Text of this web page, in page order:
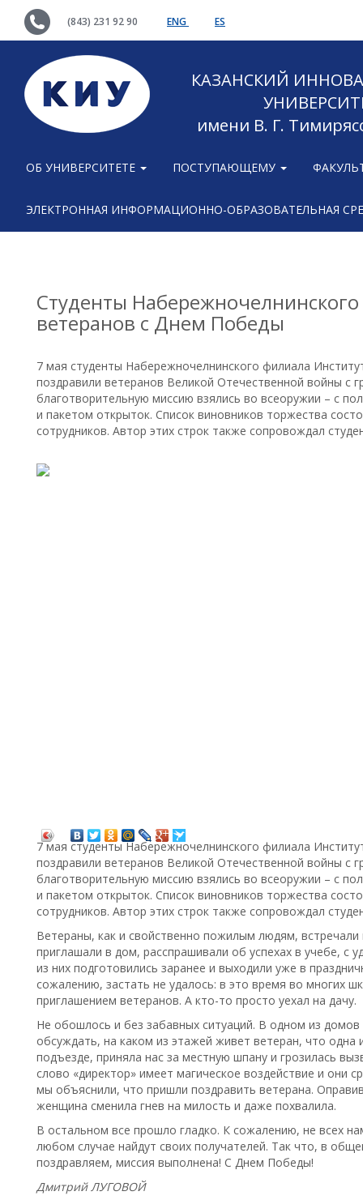
(843) 231 92 90 ENG ES
КАЗАНСКИЙ
имени В. Г.
ОБ УНИВЕРСИТЕТЕ ПОСТУПАЮЩЕМУ
ЭЛЕКТРОННАЯ ИНФОРМАЦИОННО-ОБРАЗОВАТЕЛЬНАЯ
Студенты
ветеранов с Днем Победы
7 мая студенты Набережночелнинского филиала
поздравили ветеранов Великой Отечественной войны с
благотворительную миссию взялись во всеоружии – с
и пакетом открыток. Список виновников торжества
сотрудников. Автор этих строк также сопровождал
7 мая студенты Набережночелнинского филиала
поздравили ветеранов Великой Отечественной войны с
благотворительную миссию взялись во всеоружии – с
и пакетом открыток. Список виновников торжества
сотрудников. Автор этих строк также сопровождал
Ветераны, как и свойственно пожилым людям,
приглашали в дом, расспрашивали об успехах в учебе, с
из них подготовились заранее и выходили уже в
сожалению, застать не удалось: в это время во многих
приглашением ветеранов. А кто-то просто уехал на дачу.
Не обошлось и без забавных ситуаций. В одном из
обсуждать, на каком из этажей живет ветеран, что
подъезде, приняла нас за местную шпану и грозилась
слово «директор» имеет магическое воздействие и они
мы объяснили, что пришли поздравить ветерана.
женщина сменила гнев на милость и даже похвалила.
В остальном все прошло гладко. К сожалению, не всех
любом случае найдут своих получателей. Так что, в
поздравляем, миссия выполнена! С Днем Победы!
Дмитрий ЛУГОВОЙ